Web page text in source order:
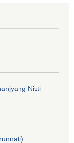
Nisti